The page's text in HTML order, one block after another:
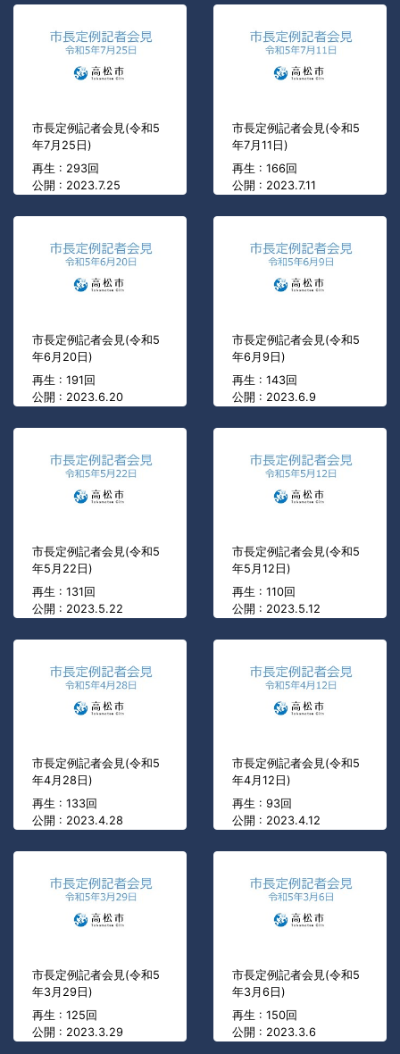
市長定例記者会見(令和5
年7月25日)
再生 : 293回
公開 : 2023.7.25
市長定例記者会見(令和5
年7月11日)
再生 : 166回
公開 : 2023.7.11
市長定例記者会見(令和5
年6月20日)
再生 : 191回
公開 : 2023.6.20
市長定例記者会見(令和5
年6月9日)
再生 : 143回
公開 : 2023.6.9
市長定例記者会見(令和5
年5月22日)
再生 : 131回
公開 : 2023.5.22
市長定例記者会見(令和5
年5月12日)
再生 : 110回
公開 : 2023.5.12
市長定例記者会見(令和5
年4月28日)
再生 : 133回
公開 : 2023.4.28
市長定例記者会見(令和5
年4月12日)
再生 : 93回
公開 : 2023.4.12
市長定例記者会見(令和5
年3月29日)
再生 : 125回
公開 : 2023.3.29
市長定例記者会見(令和5
年3月6日)
再生 : 150回
公開 : 2023.3.6